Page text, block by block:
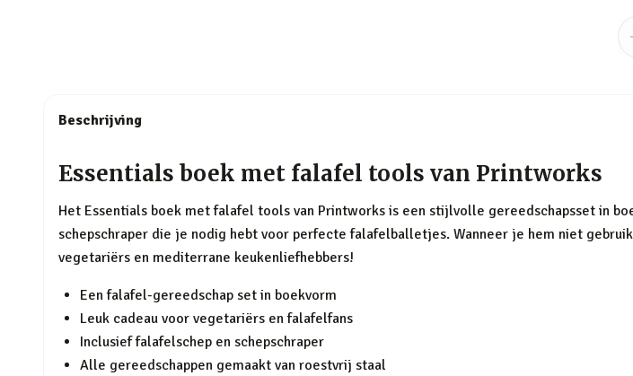
Beschrijving
Essentials boek met falafel tools van Printworks
Het Essentials boek met falafel tools van Printworks is een stijlvolle gereedschapsset in
schepschraper die je nodig hebt voor perfecte falafelballetjes. Wanneer je hem niet
vegetariërs en mediterrane keukenliefhebbers!
Een falafel-gereedschap set in boekvorm
Leuk cadeau voor vegetariërs en falafelfans
Inclusief falafelschep en schepschraper
Alle gereedschappen gemaakt van roestvrij staal